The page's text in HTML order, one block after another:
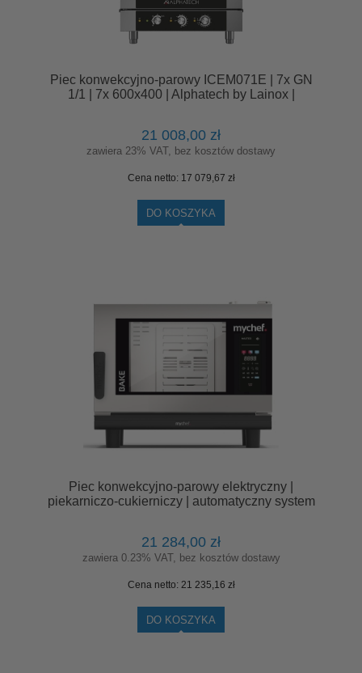
Piec konwekcyjno-parowy ICEM071E | 7x GN
1/1 | 7x 600x400 | Alphatech by Lainox |
21 008,00 zł
zawiera 23% VAT, bez kosztów dostawy
Cena netto: 17 079,67 zł
DO KOSZYKA
Piec konwekcyjno-parowy elektryczny |
piekarniczo-cukierniczy | automatyczny system
21 284,00 zł
zawiera 0.23% VAT, bez kosztów dostawy
Cena netto: 21 235,16 zł
DO KOSZYKA